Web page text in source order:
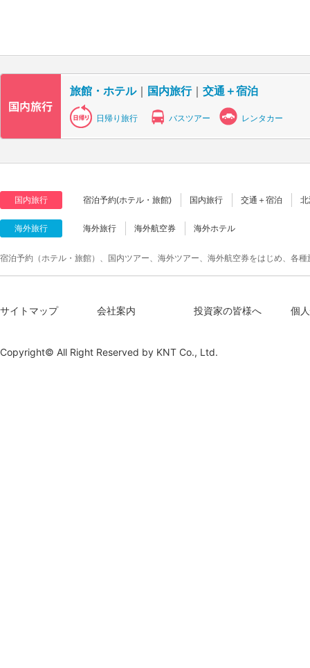
旅館・ホテル｜ 国内旅行｜ 交通＋宿泊
日帰り旅行 バスツアー レンタカー
国内旅行 宿泊予約(ホテル・旅館) 国内旅行 交通＋宿泊
海外旅行 海外旅行 海外航空券 海外ホテル
宿泊予約（ホテル・旅館）、国内ツアー、海外ツアー、海外航空券をはじめ、各
サイトマップ 会社案内 投資家の皆様へ 個
Copyright© All Right Reserved by KNT Co., Ltd.